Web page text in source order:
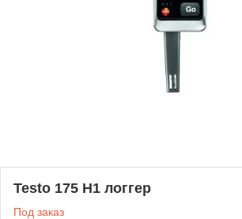
Testo 175 H1 логгер
Под заказ